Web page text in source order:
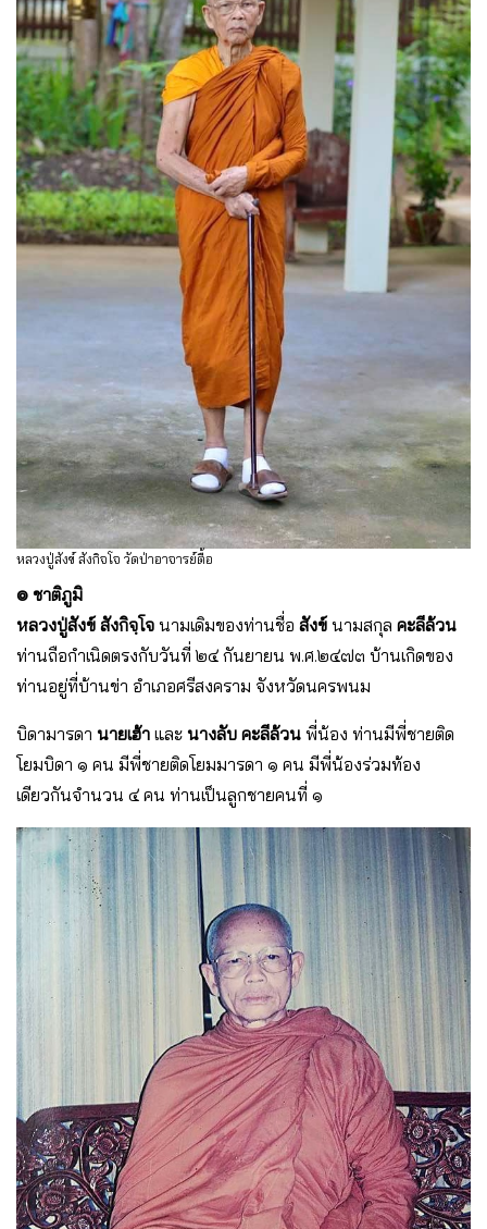
หลวงปู่สังข์ สังกิจโจ วัดป่าอาจารย์ตื้อ
๏ ชาติภูมิ
หลวงปู่สังข์ สังกิจฺโจ นามเดิมของท่านชื่อ สังข์ นามสกุล คะลีล้วน
ท่านถือกำเนิดตรงกับวันที่ ๒๔ กันยายน พ.ศ.๒๔๗๓ บ้านเกิดของ
ท่านอยู่ที่บ้านข่า อำเภอศรีสงคราม จังหวัดนครพนม
บิดามารดา นายเฮ้า และ นางลับ คะลีล้วน พี่น้อง ท่านมีพี่ชายติด
โยมบิดา ๑ คน มีพี่ชายติดโยมมารดา ๑ คน มีพี่น้องร่วมท้อง
เดียวกันจำนวน ๔ คน ท่านเป็นลูกชายคนที่ ๑